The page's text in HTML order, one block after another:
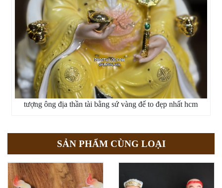
tượng ông địa thần tài bằng sứ vàng đế to đẹp nhất hcm
SẢN PHẨM CÙNG LOẠI